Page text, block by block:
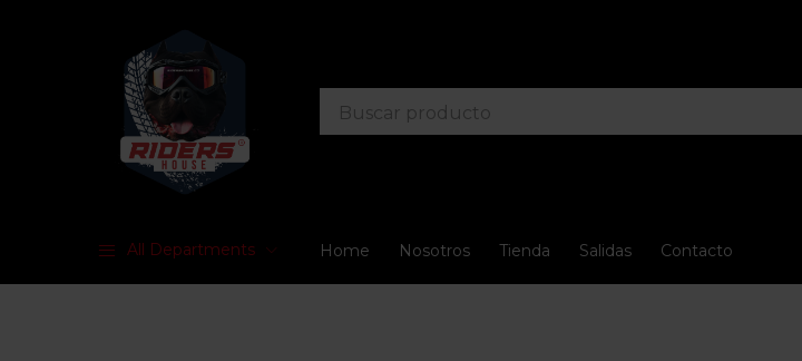
All Departments Home Nosotros Tienda Salidas Contacto